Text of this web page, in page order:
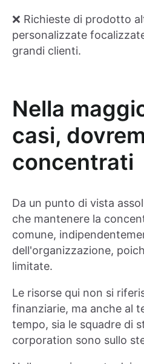
❌ Richieste di prodotto
personalizzate
grandi clienti.
Nella
casi,
concentrati
Da un punto di vista
che mantenere la
comune,
dell'organizzazione,
limitate.
Le risorse qui non si
finanziarie, ma anche al
tempo, sia le squadre di
corporation sono sullo